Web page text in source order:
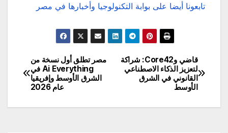
تابعونا أيضا على بوابة التكنولوجيا وأخبارها في مصر
تصفّح
المقالات
مصر تطلق أول نسخة من
Ai Everything في
الشرق الأوسط وإفريقيا
عام 2026
قاضي وCore42: شراكة
لتعزيز الذكاء الاصطناعي
القانوني في الشرق
الأوسط